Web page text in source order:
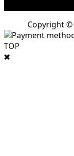
Copyright ©
TOP